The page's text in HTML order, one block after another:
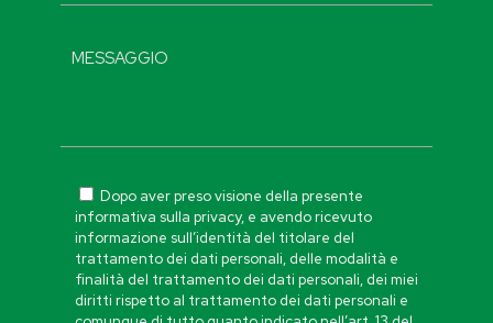
Dopo aver preso visione della presente
informativa sulla privacy, e avendo ricevuto
informazione sull’identità del titolare del
trattamento dei dati personali, delle modalità e
finalità del trattamento dei dati personali, dei miei
diritti rispetto al trattamento dei dati personali e